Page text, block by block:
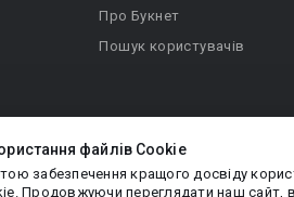
файлів Cookie
забезпечення кращого досвіду
Продовжуючи переглядати наш сайт,
Про Букнет
Пошук користувачів